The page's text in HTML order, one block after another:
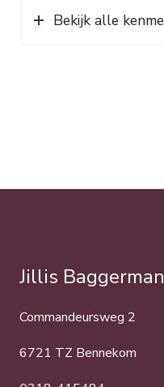
Bekijk alle
Jillis
Commandeursweg 2
6721 TZ Bennekom